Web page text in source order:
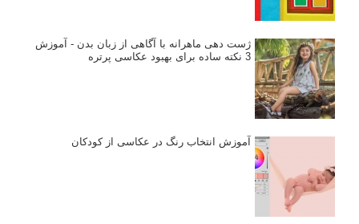
ژست دهی ماهرانه با آگاهی از زبان بدن - آموزش
3 نکته ساده برای بهبود عکاسی پرتره
آموزش انتخاب رنگ در عکاسی از کودکان